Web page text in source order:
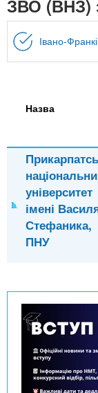
n
t
s
i
n
o
и
а
д
ЗВО (ВНЗ)
Івано-
Назва
університет
імені
Стефаника,
ПНУ